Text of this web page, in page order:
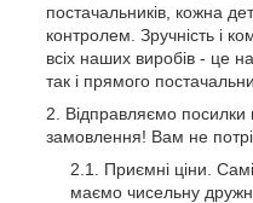
постачальників, кожна
контролем. Зручність і
всіх наших виробів - це
так і прямого
Відправляємо
замовлення! Вам не
Приємні ціни.
маємо чисельну